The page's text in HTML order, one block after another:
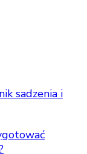
sadzenia i